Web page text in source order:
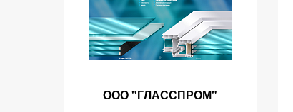
ООО "ГЛАССПРОМ"